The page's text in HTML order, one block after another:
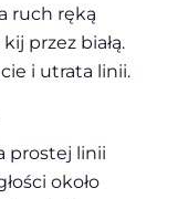
ruch ręką
przez białą.
i utrata linii.
prostej linii
około